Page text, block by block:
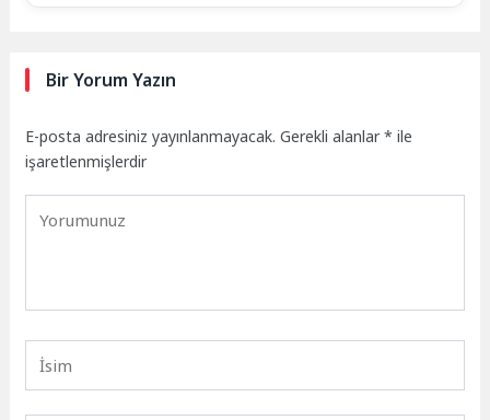
Bir Yorum Yazın
E-posta adresiniz yayınlanmayacak. Gerekli alanlar* ile
işaretlenmişlerdir